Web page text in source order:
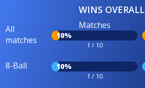
WINS OVERALL
All
matches
Matches
10%
1 / 10
8-Ball 10%
1 / 10